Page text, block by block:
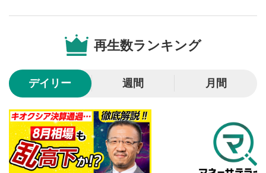
SNSやメールなどで動画を共有・シェアすることがで
ー内にあります。
シークバー
再生位置を示しています。再生したい位置をクリック
するとその位置から動画が再生されます。
6
再生ボタン
動画が再生または一時停止します。
再生数ランキング
デイリー 週間 月間